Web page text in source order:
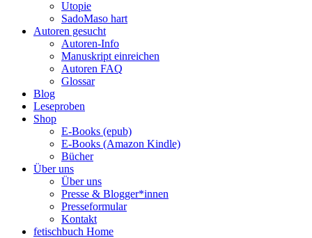
Utopie
SadoMaso hart
Autoren gesucht
Autoren-Info
Manuskript einreichen
Autoren FAQ
Glossar
Blog
Leseproben
Shop
E-Books (epub)
E-Books (Amazon Kindle)
Bücher
Über uns
Über uns
Presse & Blogger*innen
Presseformular
Kontakt
fetischbuch Home